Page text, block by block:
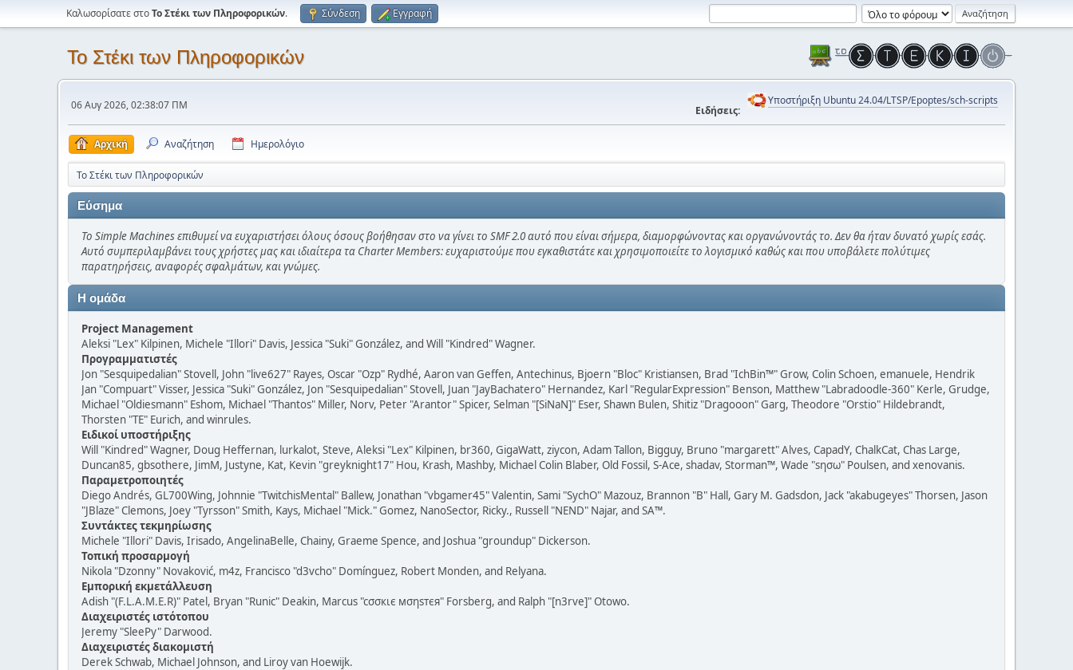
Καλωσορίσατε στοΤο Στέκι των Πληροφορικών. Σύνδεση Εγγραφή
Το Στέκι των Πληροφορικών
06 Αυγ 2026, 02:38:07 ΠΜ Ειδήσεις:
Υποστήριξη Ubuntu 24.04/LTSP/Epoptes/sch-scripts
Αρχική Αναζήτηση Ημερολόγιο
Το Στέκι των Πληροφορικών
Εύσημα
Το Simple Machines επιθυμεί να ευχαριστήσει όλους όσους βοήθησαν στο να γίνει το SMF 2.0 αυτό που είναι σήμερα, διαμορφώνοντας και οργανώνοντάς το. Δεν θα ήταν δυνατό χωρίς εσάς.
Αυτό συμπεριλαμβάνει τους χρήστες μας και ιδιαίτερα τα Charter Members: ευχαριστούμε που εγκαθιστάτε και χρησιμοποιείτε το λογισμικό καθώς και που υποβάλετε πολύτιμες
παρατηρήσεις, αναφορές σφαλμάτων, και γνώμες.
Η ομάδα
Project Management
Aleksi "Lex" Kilpinen, Michele "Illori" Davis, Jessica "Suki" González, and Will "Kindred" Wagner.
Προγραμματιστές
Jon "Sesquipedalian" Stovell, John "live627" Rayes, Oscar "Ozp" Rydhé, Aaron van Geffen, Antechinus, Bjoern "Bloc" Kristiansen, Brad "IchBin™" Grow, Colin Schoen, emanuele, Hendrik
Jan "Compuart" Visser, Jessica "Suki" González, Jon "Sesquipedalian" Stovell, Juan "JayBachatero" Hernandez, Karl "RegularExpression" Benson, Matthew "Labradoodle-360" Kerle, Grudge,
Michael "Oldiesmann" Eshom, Michael "Thantos" Miller, Norv, Peter "Arantor" Spicer, Selman "[SiNaN]" Eser, Shawn Bulen, Shitiz "Dragooon" Garg, Theodore "Orstio" Hildebrandt,
Thorsten "TE" Eurich, and winrules.
Ειδικοί υποστήριξης
Will "Kindred" Wagner, Doug Heffernan, lurkalot, Steve, Aleksi "Lex" Kilpinen, br360, GigaWatt, ziycon, Adam Tallon, Bigguy, Bruno "margarett" Alves, CapadY, ChalkCat, Chas Large,
Duncan85, gbsothere, JimM, Justyne, Kat, Kevin "greyknight17" Hou, Krash, Mashby, Michael Colin Blaber, Old Fossil, S-Ace, shadav, Storman™, Wade "sησω" Poulsen, and xenovanis.
Παραμετροποιητές
Diego Andrés, GL700Wing, Johnnie "TwitchisMental" Ballew, Jonathan "vbgamer45" Valentin, Sami "SychO" Mazouz, Brannon "B" Hall, Gary M. Gadsdon, Jack "akabugeyes" Thorsen, Jason
"JBlaze" Clemons, Joey "Tyrsson" Smith, Kays, Michael "Mick." Gomez, NanoSector, Ricky., Russell "NEND" Najar, and SA™.
Συντάκτες τεκμηρίωσης
Michele "Illori" Davis, Irisado, AngelinaBelle, Chainy, Graeme Spence, and Joshua "groundup" Dickerson.
Τοπική προσαρμογή
Nikola "Dzonny" Novaković, m4z, Francisco "d3vcho" Domínguez, Robert Monden, and Relyana.
Εμπορική εκμετάλλευση
Adish "(F.L.A.M.E.R)" Patel, Bryan "Runic" Deakin, Marcus "cσσкιє мσηѕтєя" Forsberg, and Ralph "[n3rve]" Otowo.
Διαχειριστές ιστότοπου
Jeremy "SleePy" Darwood.
Διαχειριστές διακομιστή
Derek Schwab, Michael Johnson, and Liroy van Hoewijk.